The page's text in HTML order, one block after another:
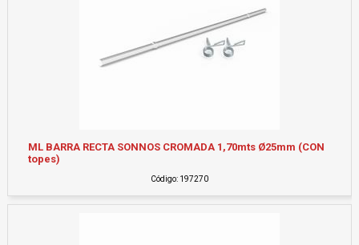
ML BARRA RECTA SONNOS CROMADA 1,70mts Ø25mm (CON
topes)
Código: 197270